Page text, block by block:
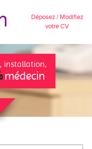
Déposez / Modifiez
votre CV
installation,
médecin